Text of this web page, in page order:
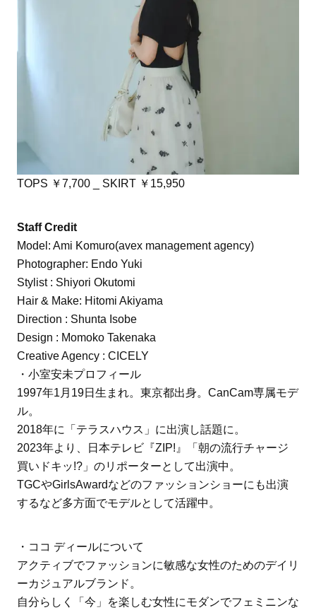
TOPS ￥7,700 _ SKIRT ￥15,950
Staff Credit
Model: Ami Komuro(avex management agency)
Photographer: Endo Yuki
Stylist : Shiyori Okutomi
Hair & Make: Hitomi Akiyama
Direction : Shunta Isobe
Design : Momoko Takenaka
Creative Agency : CICELY
・小室安未プロフィール
1997年1月19日生まれ。東京都出身。CanCam専属モデ
ル。
2018年に「テラスハウス」に出演し話題に。
2023年より、日本テレビ『ZIP!』「朝の流行チャージ
買いドキッ!?」のリポーターとして出演中。
TGCやGirlsAwardなどのファッションショーにも出演
するなど多方面でモデルとして活躍中。
・ココ ディールについて
アクティブでファッションに敏感な女性のためのデイリ
ーカジュアルブランド。
自分らしく「今」を楽しむ女性にモダンでフェミニンな